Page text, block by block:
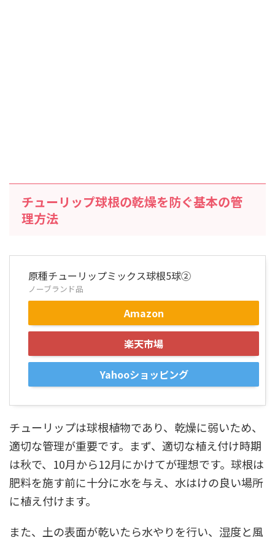
チューリップ球根の乾燥を防ぐ基本の管
理方法
原種チューリップミックス球根5球②
ノーブランド品
Amazon
楽天市場
Yahooショッピング
チューリップは球根植物であり、乾燥に弱いため、
適切な管理が重要です。まず、適切な植え付け時期
は秋で、10月から12月にかけてが理想です。球根は
肥料を施す前に十分に水を与え、水はけの良い場所
に植え付けます。
また、土の表面が乾いたら水やりを行い、湿度と風